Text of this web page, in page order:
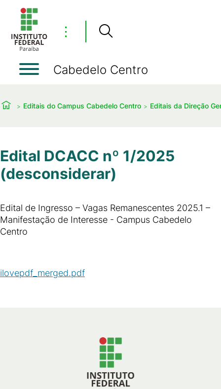
⋮
Cabedelo Centro
Editais do Campus Cabedelo Centro Editais da Direção
Edital DCACC nº 1/2025
(desconsiderar)
Edital de Ingresso – Vagas Remanescentes 2025.1 –
Manifestação de Interesse - Campus Cabedelo
Centro
ilovepdf_merged.pdf